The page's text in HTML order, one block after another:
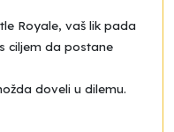
Royale, vaš lik pada
ciljem da postane
doveli u dilemu.